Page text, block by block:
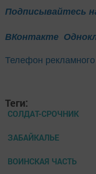
Подписывайтесь
ВКонтакте
Телефон рекламного
Теги:
СОЛДАТ-СРОЧНИК
ЗАБАЙКАЛЬЕ
ВОИНСКАЯ ЧАСТЬ